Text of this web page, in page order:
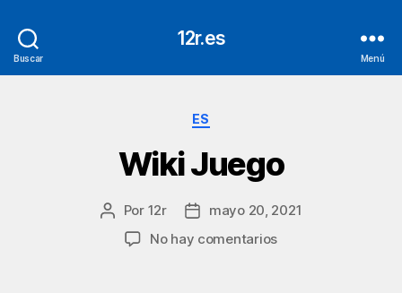
Buscar
12r.es
Menú
Categorías
ES
Wiki Juego
Autor
Por 12r
Fechamayo 20, 2021
No hay comentariosen